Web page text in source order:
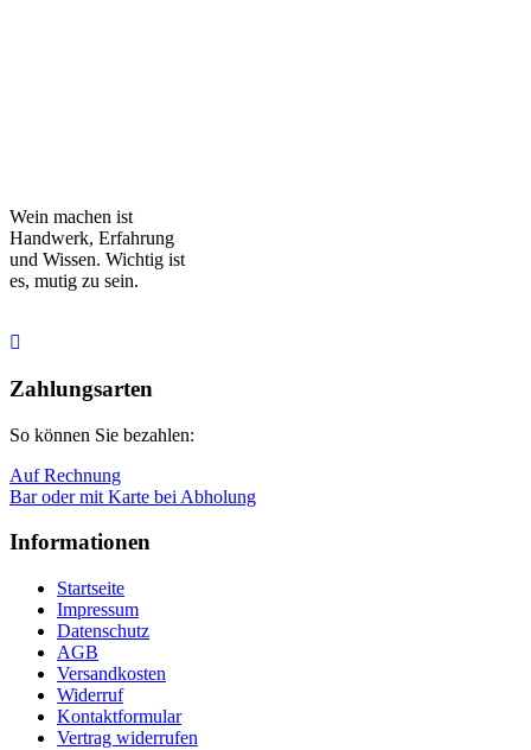
Wein machen ist
Handwerk, Erfahrung
und Wissen. Wichtig ist
es, mutig zu sein.
Zahlungsarten
So können Sie bezahlen:
Auf Rechnung
Bar oder mit Karte bei Abholung
Informationen
Startseite
Impressum
Datenschutz
AGB
Versandkosten
Widerruf
Kontaktformular
Vertrag widerrufen